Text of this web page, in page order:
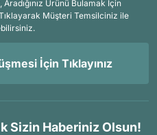
Ürünü Bulamak İçin
Müşteri Temsilciniz ile
İçin Tıklayınız
Sizin Haberiniz Olsun!